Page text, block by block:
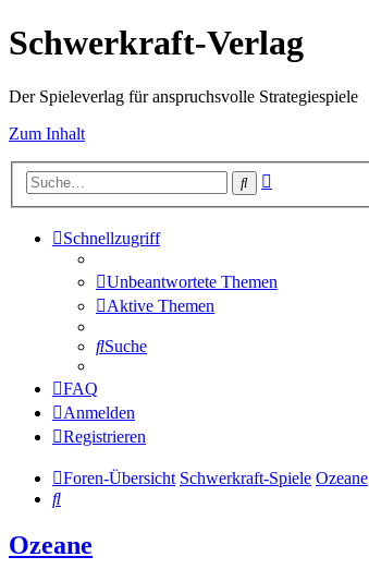
Schwerkraft-Verlag
Der Spieleverlag für anspruchsvolle Strategiespiele
Zum Inhalt
Suche
Schnellzugriff
Unbeantwortete Themen
Aktive Themen
Suche
FAQ
Anmelden
Registrieren
Foren-Übersicht Schwerkraft-Spiele Ozeane
Suche
Ozeane